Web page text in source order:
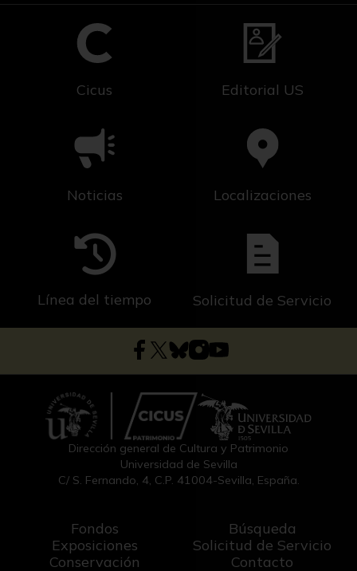
Cicus Editorial US
Noticias Localizaciones
Línea del tiempo Solicitud de Servicio
Dirección general de Cultura y Patrimonio
Universidad de Sevilla
C/ S. Fernando, 4, C.P. 41004-Sevilla, España.
Fondos
Exposiciones
Conservación
Búsqueda
Solicitud de Servicio
Contacto